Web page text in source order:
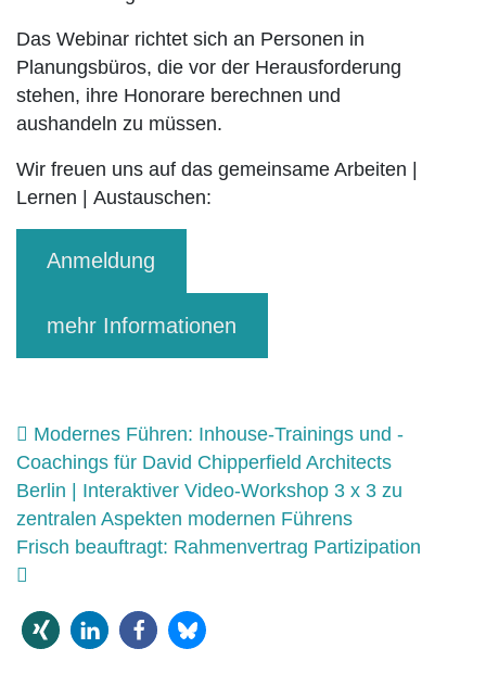
Das Webinar richtet sich an Personen in
Planungsbüros, die vor der Herausforderung
stehen, ihre Honorare berechnen und
aushandeln zu müssen.
Wir freuen uns auf das gemeinsame Arbeiten
Lernen
Austauschen:
Anmeldung
mehr Informationen
Beitrags-Navigation
Modernes Führen: Inhouse-Trainings und -
Coachings für David Chipperfield Architects
Berlin | Interaktiver Video-Workshop 3 x 3 zu
zentralen Aspekten modernen Führens
Frisch beauftragt: Rahmenvertrag Partizipation